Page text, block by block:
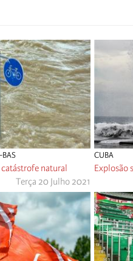
BAS
natural
Terça 20 Julho 2021
CUBA
Explosão